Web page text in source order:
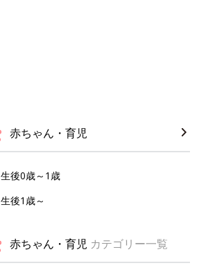
赤ちゃん・育児
生後0歳～1歳
生後1歳～
赤ちゃん・育児 カテゴリー一覧